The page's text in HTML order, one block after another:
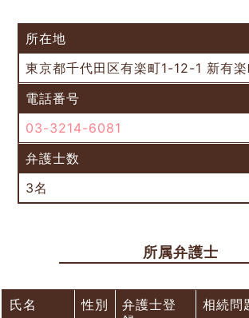
所在地
東京都千代田区有楽町1-12-1 新有
電話番号
03-3214-6081
弁護士数
3名
所属弁護士
氏名 性別
弁護士登
相続問